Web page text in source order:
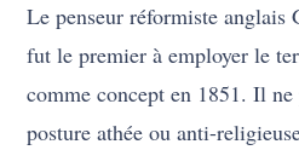
Le penseur réformiste anglais
fut le premier à employer le
comme concept en 1851. Il ne
posture athée ou anti-